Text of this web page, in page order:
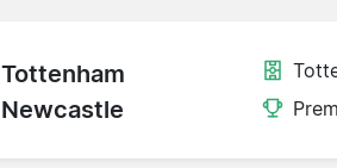
Tottenham
Newcastle